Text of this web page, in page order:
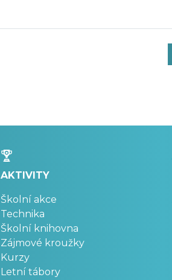
AKTIVITY
Školní akce
Technika
Školní knihovna
Zájmové kroužky
Kurzy
Letní tábory